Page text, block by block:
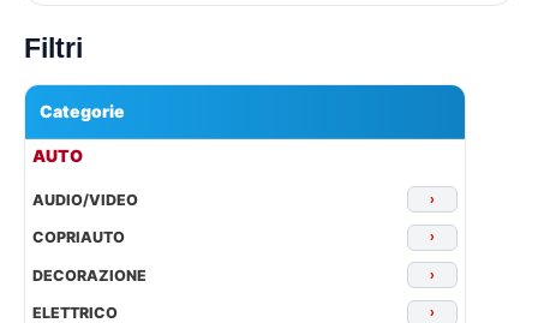
Filtri
Categorie
AUTO
AUDIO/VIDEO ›
COPRIAUTO ›
DECORAZIONE ›
ELETTRICO ›